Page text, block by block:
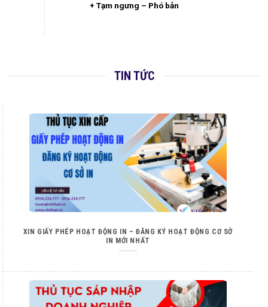
+ Tạm ngưng – Phó bản
TIN TỨC
XIN GIẤY PHÉP HOẠT ĐỘNG IN – ĐĂNG KÝ HOẠT ĐỘNG CƠ SỞ
IN MỚI NHẤT